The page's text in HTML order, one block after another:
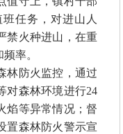
任务，对进山人
禁火种进山，在重
率。
防火监控，通过
对森林环境进行24
焰等异常情况；督
置森林防火警示宣